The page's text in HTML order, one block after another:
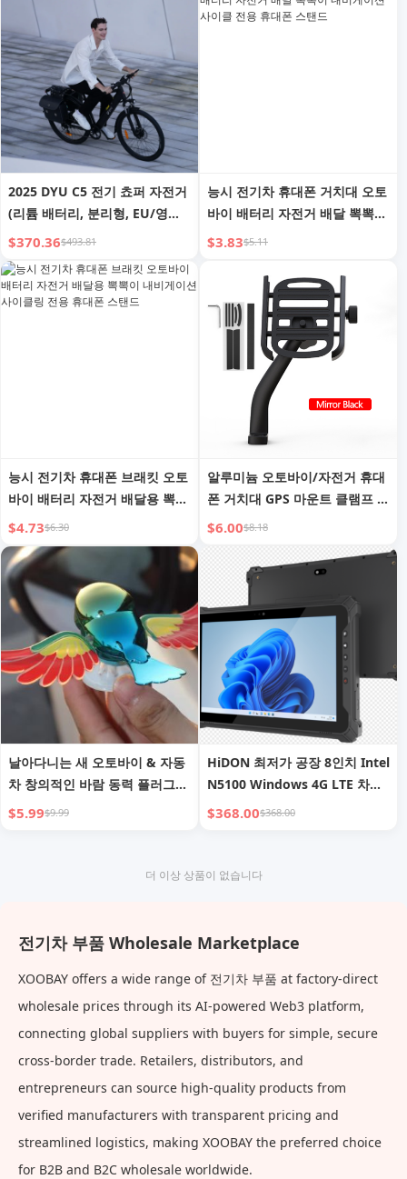
2025 DYU C5 전기 쵸퍼 자전거
(리튬 배터리, 분리형, EU/영국
창고 판매, 성인 모델, 중국 가격)
$370.36$493.81
능시 전기차 휴대폰 거치대 오토
바이 배터리 자전거 배달 뽁뽁이
내비게이션 사이클 전용 휴대폰
$3.83$5.11
능시 전기차 휴대폰 브래킷 오토
바이 배터리 자전거 배달용 뽁뽁
이 내비게이션 사이클링 전용 휴
대폰 스탠드
$4.73$6.30
알루미늄 오토바이/자전거 휴대
폰 거치대 GPS 마운트 클램프 지
지대
$6.00$8.18
날아다니는 새 오토바이 & 자동
차 창의적인 바람 동력 플러그
없는 장식 | 사실적인 후면 거울
$5.99$9.99
HiDON 최저가 공장 8인치 Intel
N5100 Windows 4G LTE 차량
용 강화형 차량 거치대 충전기
$368.00$368.00
더 이상 상품이 없습니다
전기차 부품 Wholesale Marketplace
XOOBAY offers a wide range of 전기차 부품 at factory-direct
wholesale prices through its AI-powered Web3 platform,
connecting global suppliers with buyers for simple, secure
cross-border trade. Retailers, distributors, and
entrepreneurs can source high-quality products from
verified manufacturers with transparent pricing and
streamlined logistics, making XOOBAY the preferred choice
for B2B and B2C wholesale worldwide.